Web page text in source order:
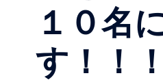
１０名
す！！